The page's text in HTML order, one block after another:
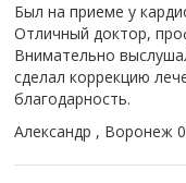
Был на приеме у
Отличный доктор,
Внимательно
сделал коррекцию
благодарность.
Александр , Воронеж